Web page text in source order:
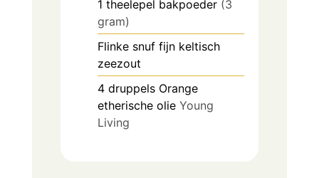
1 theelepel bakpoeder (3
gram)
Flinke snuf fijn keltisch
zeezout
4 druppels Orange
etherische olie Young
Living